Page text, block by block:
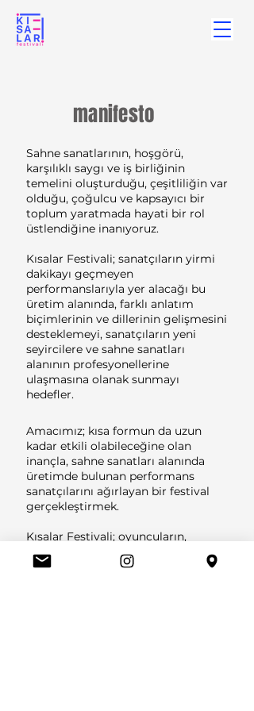
manifesto
Sahne sanatlarının, hoşgörü,
karşılıklı saygı ve iş birliğinin
temelini oluşturduğu, çeşitliliğin var
olduğu, çoğulcu ve kapsayıcı bir
toplum yaratmada hayati bir rol
üstlendiğine inanıyoruz.
Kısalar Festivali; sanatçıların yirmi
dakikayı geçmeyen
performanslarıyla yer alacağı bu
üretim alanında, farklı anlatım
biçimlerinin ve dillerinin gelişmesini
desteklemeyi, sanatçıların yeni
seyircilere ve sahne sanatları
alanının profesyonellerine
ulaşmasına olanak sunmayı
hedefler.
Amacımız; kısa formun da uzun
kadar etkili olabileceğine olan
inançla, sahne sanatları alanında
üretimde bulunan performans
sanatçılarını ağırlayan bir festival
gerçekleştirmek.
Kısalar Festivali; oyuncuların,
yazarların, yönetmenlerin,
dansçıların, koreografların ve daha